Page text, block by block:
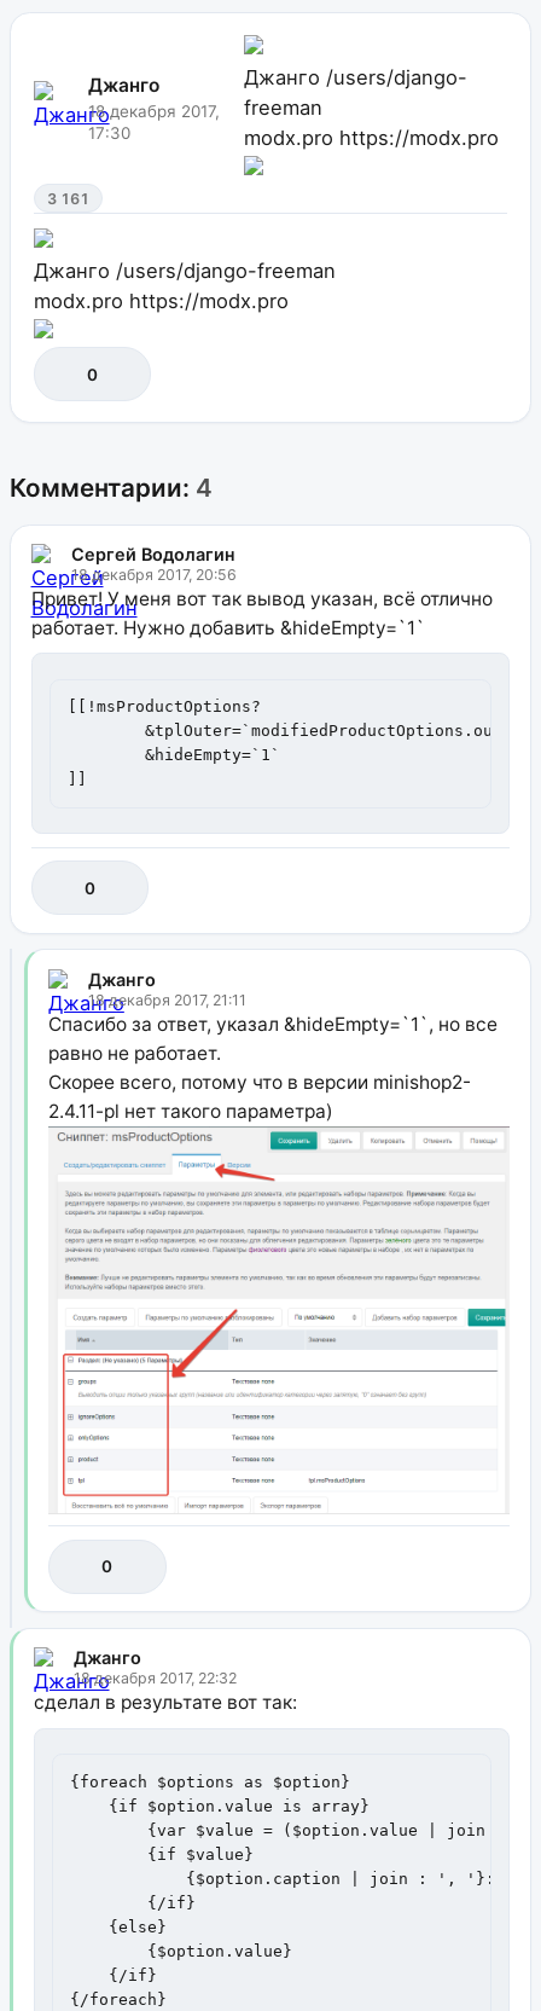
Джанго
18 декабря 2017,
17:30
Джанго /users/django-
freeman
modx.pro https://modx.pro
3 161
Джанго /users/django-freeman
modx.pro https://modx.pro
0
Комментарии: 4
Сергей Водолагин
18 декабря 2017, 20:56
Привет! У меня вот так вывод указан, всё отлично
работает. Нужно добавить &hideEmpty=`1`
[[!msProductOptions?
	&tplOuter=`modifiedProductOptions.outer`
	&hideEmpty=`1`
0
Джанго
18 декабря 2017, 21:11
Спасибо за ответ, указал &hideEmpty=`1`, но все
равно не работает.
Скорее всего, потому что в версии minishop2-
2.4.11-pl нет такого параметра)
0
Джанго
18 декабря 2017, 22:32
сделал в результате вот так:
{foreach $options as $option}
    {if $option.value is array}
{var $value = ($option.value | join : ',
        {if $value}
{$option.caption | join : ', '}:
        {/if}
    {else}
        {$option.value}
    {/if}
{/foreach}